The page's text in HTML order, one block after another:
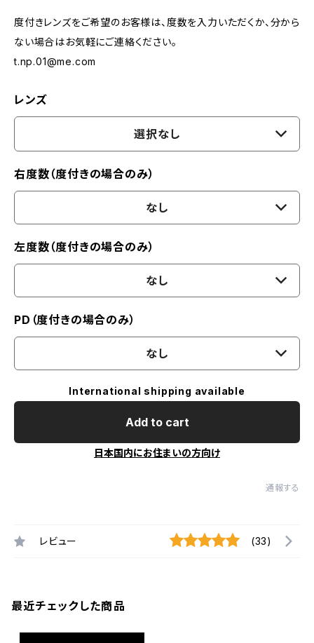
度付きレンズをご希望のお客様は、度数を入力いただくか、分から
ない場合はお気軽にご連絡ください。
t.np.01@me.com
レンズ
選択なし
右度数（度付きの場合のみ）
なし
左度数（度付きの場合のみ）
なし
PD（度付きの場合のみ）
なし
International shipping available
Add to cart
日本国内にお住まいの方向け
通報する
レビュー (33)
最近チェックした商品